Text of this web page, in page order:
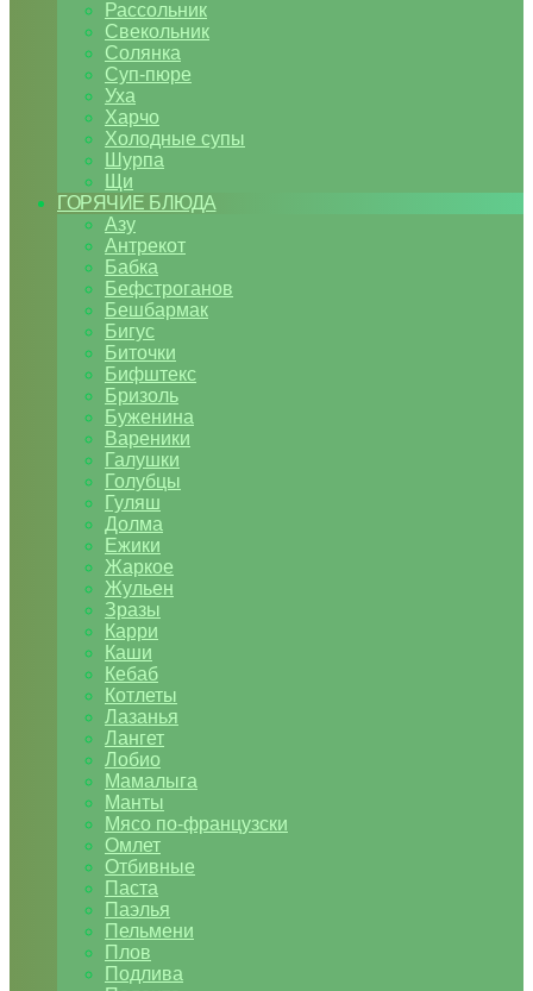
Рассольник
Свекольник
Солянка
Суп-пюре
Уха
Харчо
Холодные супы
Шурпа
Щи
ГОРЯЧИЕ БЛЮДА
Азу
Антрекот
Бабка
Бефстроганов
Бешбармак
Бигус
Биточки
Бифштекс
Бризоль
Буженина
Вареники
Галушки
Голубцы
Гуляш
Долма
Ежики
Жаркое
Жульен
Зразы
Карри
Каши
Кебаб
Котлеты
Лазанья
Лангет
Лобио
Мамалыга
Манты
Мясо по-французски
Омлет
Отбивные
Паста
Паэлья
Пельмени
Плов
Подлива